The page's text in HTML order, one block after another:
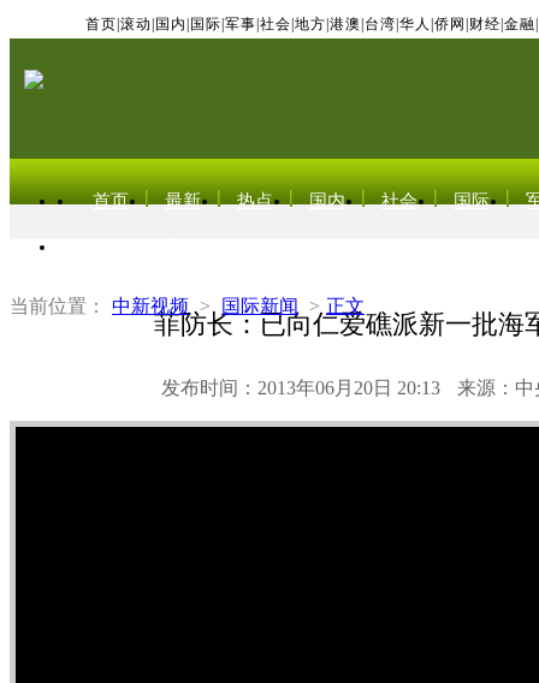
首页 滚动 国内 国际 军事 社会 地方 港澳 台湾 华人 侨网 财经 金融
首页 最新 热点 国内 社会 国际
当前位置： 中新视频 > 国际新闻 > 正文
菲防长：已向仁爱礁派新一批海
发布时间：2013年06月20日 20:13 来源：中